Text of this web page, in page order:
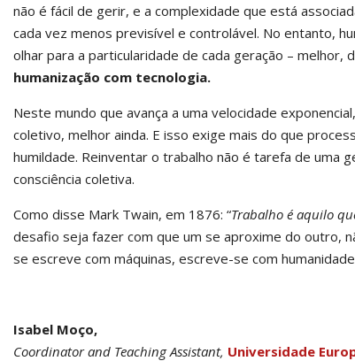
não é fácil de gerir, e a complexidade que está
cada vez menos previsível e controlável. No entanto,
olhar para a particularidade de cada geração – melhor,
humanização com tecnologia.
Neste mundo que avança a uma velocidade
coletivo, melhor ainda. E isso exige mais do que
humildade. Reinventar o trabalho não é tarefa de uma
consciência coletiva.
Como disse Mark Twain, em 1876: “Trabalho é aquilo
desafio seja fazer com que um se aproxime do outro,
se escreve com máquinas, escreve-se com
Isabel Moço,
Coordinator and Teaching Assistant, Universidade